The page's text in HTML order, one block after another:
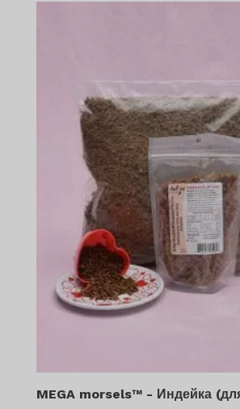
MEGA morsels™ - Индейка